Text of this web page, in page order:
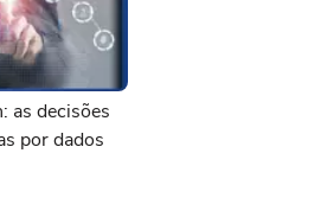
as decisões
por dados